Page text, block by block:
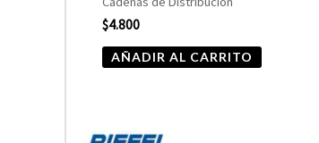
$4.800
AÑADIR AL CARRITO